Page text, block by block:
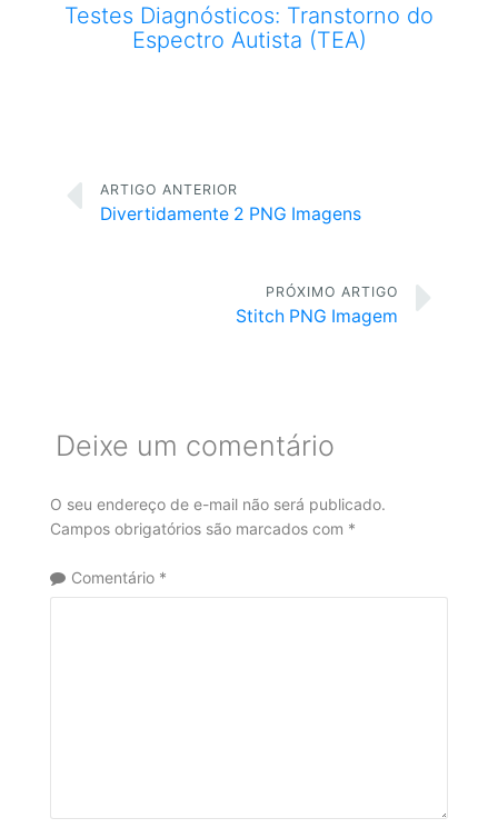
Testes Diagnósticos: Transtorno do
Espectro Autista (TEA)
ARTIGO ANTERIOR
Divertidamente 2 PNG Imagens
PRÓXIMO ARTIGO
Stitch PNG Imagem
Deixe um comentário
O seu endereço de e-mail não será publicado.
Campos obrigatórios são marcados com *
Comentário *